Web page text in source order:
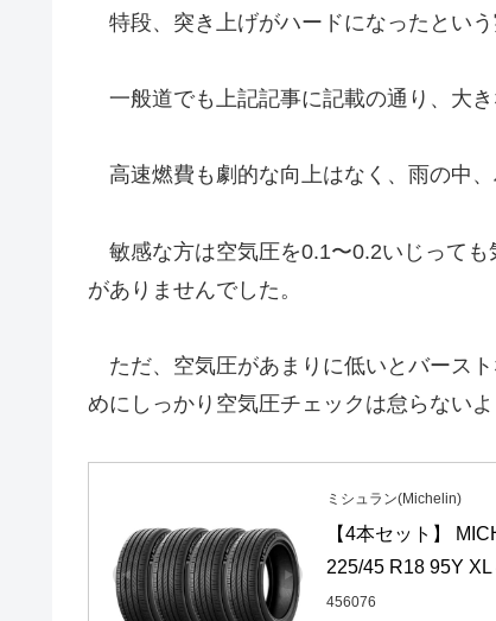
特段、突き上げがハードになったとい
一般道でも上記記事に記載の通り、大き
高速燃費も劇的な向上はなく、雨の中
敏感な方は空気圧を0.1〜0.2いじって
がありませんでした。
ただ、空気圧があまりに低いとバース
めにしっかり空気圧チェックは怠らない
ミシュラン(Michelin)
【4本セット】
225/45 R18 95Y
456076